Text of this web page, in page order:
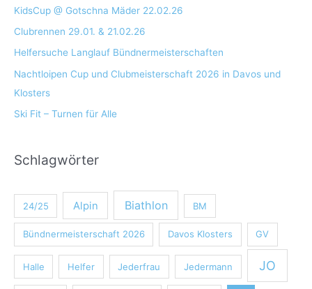
KidsCup @ Gotschna Mäder 22.02.26
Clubrennen 29.01. & 21.02.26
Helfersuche Langlauf Bündnermeisterschaften
Nachtloipen Cup und Clubmeisterschaft 2026 in Davos und
Klosters
Ski Fit – Turnen für Alle
Schlagwörter
24/25 Alpin Biathlon BM
Bündnermeisterschaft 2026 Davos Klosters GV
Halle Helfer Jederfrau Jedermann JO